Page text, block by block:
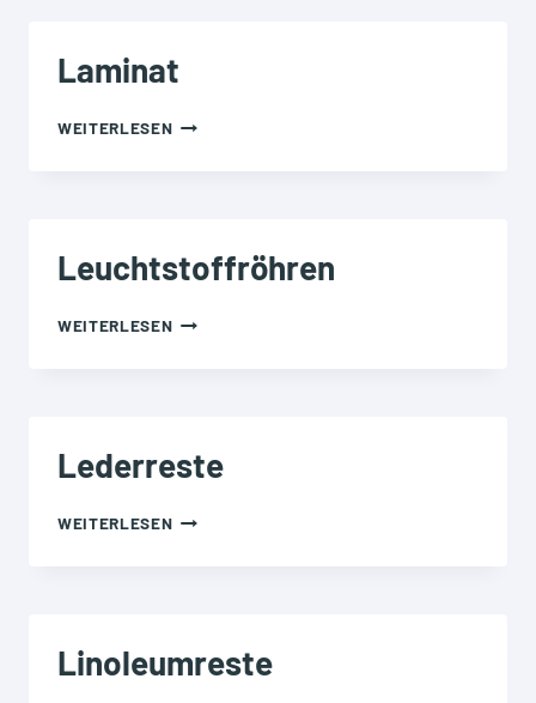
Laminat
WEITERLESENLAMINAT
Leuchtstoffröhren
WEITERLESENLEUCHTSTOFFRÖHREN
Lederreste
WEITERLESENLEDERRESTE
Linoleumreste